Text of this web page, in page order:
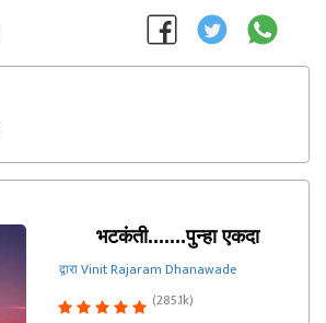
भटकंती.......पुन्हा एकदा
द्वारा Vinit Rajaram Dhanawade
(285.1k)